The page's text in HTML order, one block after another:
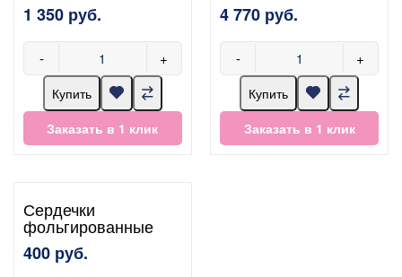
1 350 руб.
- +
Купить
Заказать в 1 клик
4 770 руб.
- +
Купить
Заказать в 1 клик
Сердечки
фольгированные
400 руб.